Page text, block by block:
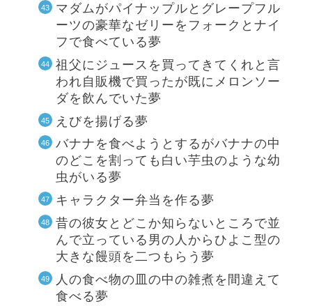
マダムがパイナップルとグレープフル
ーツの豪華なゼリーをフォークとナイ
フで食べている夢
祖父にジュースを買ってきてくれと言
われ自販機で買ったが既にメロンソー
ダを飲んでいた夢
えびを揚げる夢
バナナを食べようとするがバナナの中
のどこを割っても白い芋虫のような幼
虫がいる夢
キャラクター弁当を作る夢
昔の彼女とどこか知らないところで並
んで立っている男の人からひよこ型の
大きな饅頭を二つもらう夢
人の食べ物の皿の中の雑煮を間違えて
食べる夢